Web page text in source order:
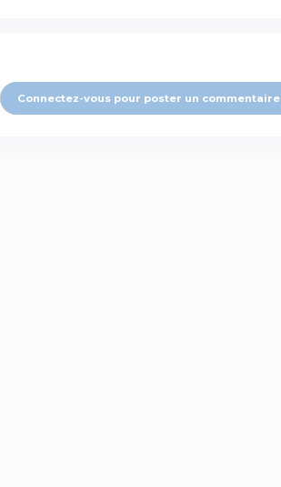
Connectez-vous pour poster un commentaire